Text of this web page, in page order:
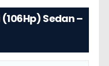
Sedan –